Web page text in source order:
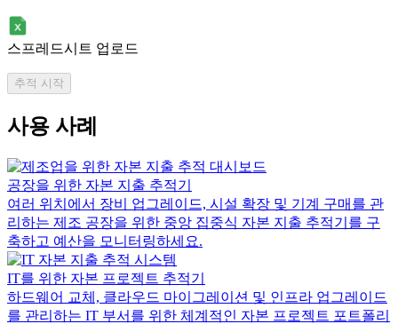
스프레드시트 업로드
추적 시작
사용 사례
공장을 위한 자본 지출 추적기
여러 위치에서 장비 업그레이드, 시설 확장 및 기계 구매를 관
리하는 제조 공장을 위한 중앙 집중식 자본 지출 추적기를 구
축하고 예산을 모니터링하세요.
IT를 위한 자본 프로젝트 추적기
하드웨어 교체, 클라우드 마이그레이션 및 인프라 업그레이드
를 관리하는 IT 부서를 위한 체계적인 자본 프로젝트 포트폴리